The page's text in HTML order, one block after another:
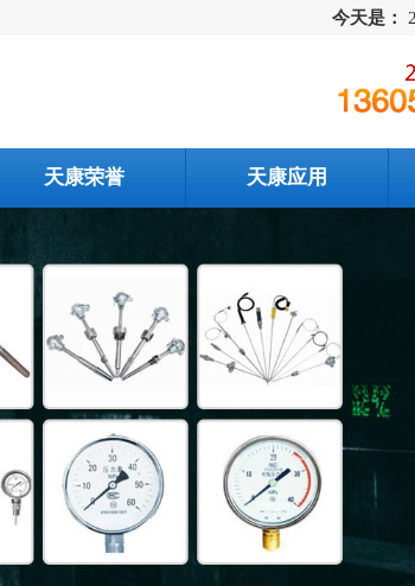
今天是：
天康荣誉 天康应用